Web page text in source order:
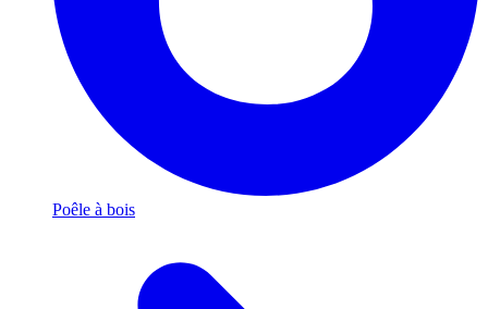
Poêle à bois